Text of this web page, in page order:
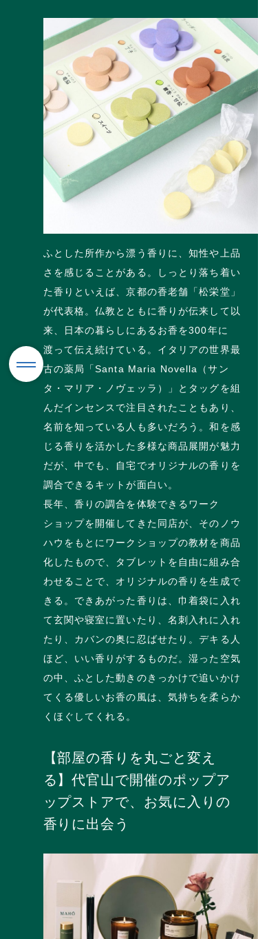
ふとした所作から漂う香りに、知性や上品
さを感じることがある。しっとり落ち着い
た香りといえば、京都の香老舗「松栄堂」
が代表格。仏教とともに香りが伝来して以
来、日本の暮らしにあるお香を300年に
渡って伝え続けている。イタリアの世界最
古の薬局「Santa Maria Novella（サン
タ・マリア・ノヴェッラ）」とタッグを組
んだインセンスで注目されたこともあり、
名前を知っている人も多いだろう。和を感
じる香りを活かした多様な商品展開が魅力
だが、中でも、自宅でオリジナルの香りを
調合できるキットが面白い。
長年、香りの調合を体験できるワーク
ショップを開催してきた同店が、そのノウ
ハウをもとにワークショップの教材を商品
化したもので、タブレットを自由に組み合
わせることで、オリジナルの香りを生成で
きる。できあがった香りは、巾着袋に入れ
て玄関や寝室に置いたり、名刺入れに入れ
たり、カバンの奥に忍ばせたり。デキる人
ほど、いい香りがするものだ。湿った空気
の中、ふとした動きのきっかけで追いかけ
てくる優しいお香の風は、気持ちを柔らか
くほぐしてくれる。
【部屋の香りを丸ごと変え
る】代官山で開催のポップア
ップストアで、お気に入りの
香りに出会う